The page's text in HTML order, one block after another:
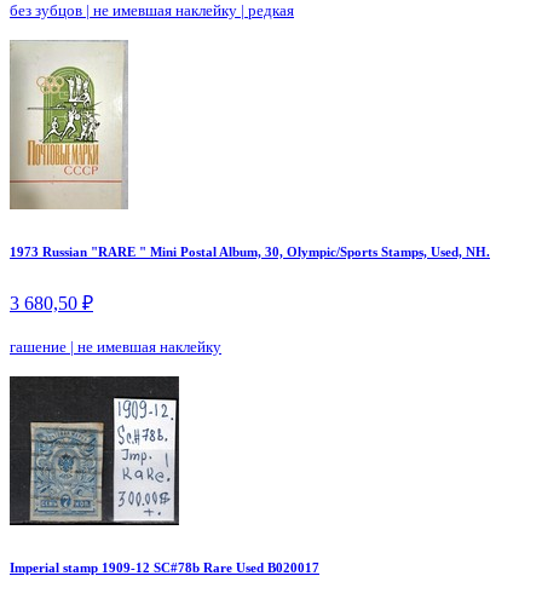
без зубцов | не имевшая наклейку | редкая
1973 Russian "RARE " Mini Postal Album, 30, Olympic/Sports Stamps, Used, NH.
3 680,50 ₽
гашение | не имевшая наклейку
Imperial stamp 1909-12 SC#78b Rare Used B020017